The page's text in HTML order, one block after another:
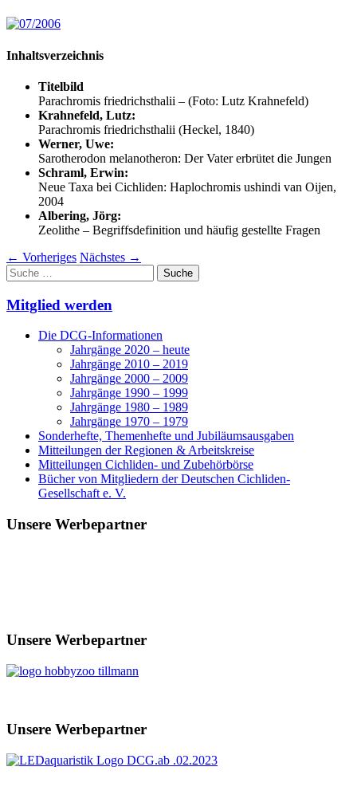
Inhaltsverzeichnis
Titelbild
Parachromis friedrichsthalii – (Foto: Lutz Krahnefeld)
Krahnefeld, Lutz:
Parachromis friedrichsthalii (Heckel, 1840)
Werner, Uwe:
Sarotherodon melanotheron: Der Vater erbrütet die Jungen
Schraml, Erwin:
Neue Taxa bei Cichliden: Haplochromis ushindi van Oijen,
2004
Albering, Jörg:
Zeolithe – Begriffsdefinition und häufig gestellte Fragen
← Vorheriges Nächstes →
Suche
nach:
Mitglied werden
Die DCG-Informationen
Jahrgänge 2020 – heute
Jahrgänge 2010 – 2019
Jahrgänge 2000 – 2009
Jahrgänge 1990 – 1999
Jahrgänge 1980 – 1989
Jahrgänge 1970 – 1979
Sonderhefte, Themenhefte und Jubiläumsausgaben
Mitteilungen der Regionen & Arbeitskreise
Mitteilungen Cichliden- und Zubehörbörse
Bücher von Mitgliedern der Deutschen Cichliden-
Gesellschaft e. V.
Unsere Werbepartner
Unsere Werbepartner
Unsere Werbepartner